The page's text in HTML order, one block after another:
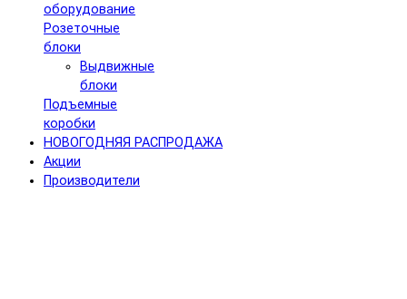
оборудование
Розеточные
блоки
Выдвижные
блоки
Подъемные
коробки
НОВОГОДНЯЯ РАСПРОДАЖА
Акции
Производители